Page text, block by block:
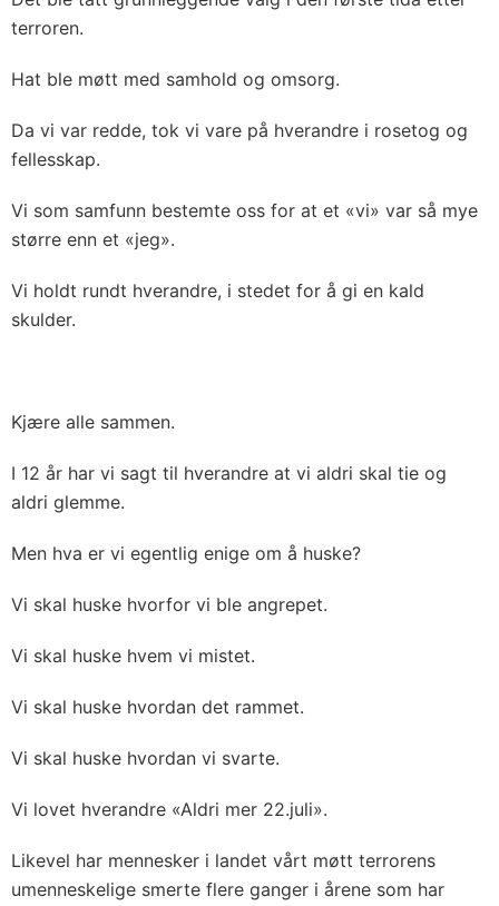
terroren.
Hat ble møtt med samhold og omsorg.
Da vi var redde, tok vi vare på hverandre i rosetog og
fellesskap.
Vi som samfunn bestemte oss for at et «vi» var så mye
større enn et «jeg».
Vi holdt rundt hverandre, i stedet for å gi en kald
skulder.
Kjære alle sammen.
I 12 år har vi sagt til hverandre at vi aldri skal tie og
aldri glemme.
Men hva er vi egentlig enige om å huske?
Vi skal huske hvorfor vi ble angrepet.
Vi skal huske hvem vi mistet.
Vi skal huske hvordan det rammet.
Vi skal huske hvordan vi svarte.
Vi lovet hverandre «Aldri mer 22.juli».
Likevel har mennesker i landet vårt møtt terrorens
umenneskelige smerte flere ganger i årene som har